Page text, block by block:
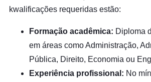
kwalificações requeridas estão:
Formação acadêmica: Diploma
em áreas como Administração,
Pública, Direito, Economia ou
Experiência profissional: No